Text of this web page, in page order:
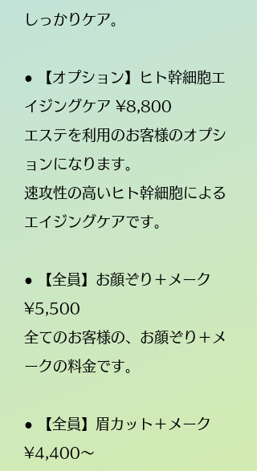
しっかりケア。
● 【オプション】ヒト幹細胞エ
イジングケア ¥8,800
エステを利用のお客様のオプシ
ョンになります。
速攻性の高いヒト幹細胞による
エイジングケアです。
● 【全員】お顔ぞり＋メーク
¥5,500
全てのお客様の、お顔ぞり＋メ
ークの料金です。
● 【全員】眉カット＋メーク
¥4,400～